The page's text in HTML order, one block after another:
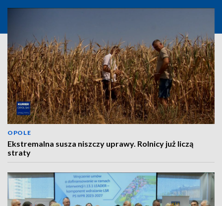
OPOLE
Ekstremalna susza niszczy uprawy. Rolnicy już liczą
straty